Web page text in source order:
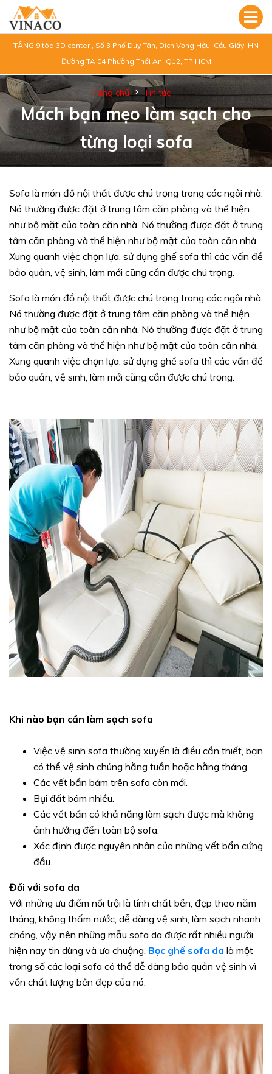
TẦNG 9 tòa 3D center , Số 3 Phố Duy Tân, Dịch Vọng Hậu, Cầu Giấy, HN
Đường TA 04 Phường Thới An, Q12, TP HCM
Trang chủ Tin tức
Mách bạn mẹo làm sạch cho
từng loại sofa
Sofa là món đồ nội thất được chú trọng trong các ngôi nhà.
Nó thường được đặt ở trung tâm căn phòng và thể hiện
như bộ mặt của toàn căn nhà. Nó thường được đặt ở trung
tâm căn phòng và thể hiện như bộ mặt của toàn căn nhà.
Xung quanh việc chọn lựa, sử dụng ghế sofa thì các vấn đề
bảo quản, vệ sinh, làm mới cũng cần được chú trọng.
Sofa là món đồ nội thất được chú trọng trong các ngôi nhà.
Nó thường được đặt ở trung tâm căn phòng và thể hiện
như bộ mặt của toàn căn nhà. Nó thường được đặt ở trung
tâm căn phòng và thể hiện như bộ mặt của toàn căn nhà.
Xung quanh việc chọn lựa, sử dụng ghế sofa thì các vấn đề
bảo quản, vệ sinh, làm mới cũng cần được chú trọng.
Khi nào bạn cần làm sạch sofa
Việc vệ sinh sofa thường xuyến là điều cần thiết, bạn
có thể vệ sinh chúng hằng tuần hoặc hằng tháng
Các vết bẩn bám trên sofa còn mới.
Bụi đất bám nhiều.
Các vết bẩn có khả năng làm sạch được mà không
ảnh hưởng đến toàn bộ sofa.
Xác định được nguyên nhân của những vết bẩn cứng
đầu.
Đối với sofa da
Với những ưu điểm nổi trội là tính chất bền, đẹp theo năm
tháng, không thấm nước, dễ dàng vệ sinh, làm sạch nhanh
chóng, vậy nên những mẫu sofa da được rất nhiều người
hiện nay tin dùng và ưa chuộng. Bọc ghế sofa da là một
trong số các loại sofa có thể dễ dàng bảo quản vệ sinh vì
vốn chất lượng bền đẹp của nó.